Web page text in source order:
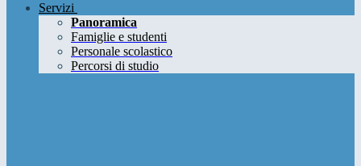
Servizi
Panoramica
Famiglie e studenti
Personale scolastico
Percorsi di studio